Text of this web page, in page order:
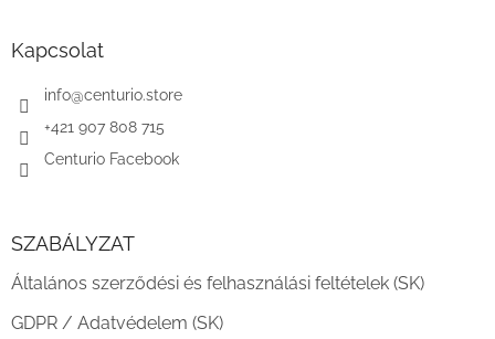
Kapcsolat
info@centurio.store
+421 907 808 715
Centurio Facebook
SZABÁLYZAT
Általános szerződési és felhasználási feltételek (SK)
GDPR / Adatvédelem (SK)